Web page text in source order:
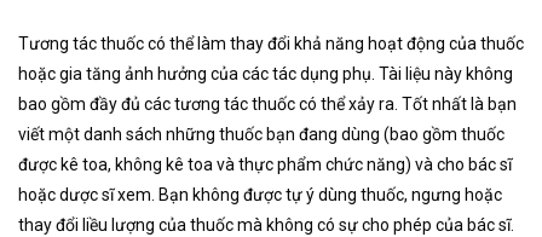
Tương tác thuốc có thể làm thay đổi khả năng hoạt động của thuốc
hoặc gia tăng ảnh hưởng của các tác dụng phụ. Tài liệu này không
bao gồm đầy đủ các tương tác thuốc có thể xảy ra. Tốt nhất là bạn
viết một danh sách những thuốc bạn đang dùng (bao gồm thuốc
được kê toa, không kê toa và thực phẩm chức năng) và cho bác sĩ
hoặc dược sĩ xem. Bạn không được tự ý dùng thuốc, ngưng hoặc
thay đổi liều lượng của thuốc mà không có sự cho phép của bác sĩ.